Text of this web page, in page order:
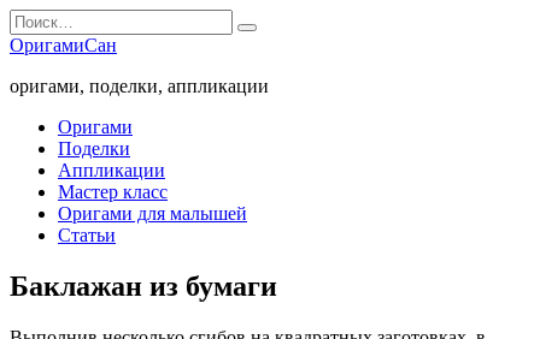
Перейти
к
содержанию
Search
for:
ОригамиСан
оригами, поделки, аппликации
Оригами
Поделки
Аппликации
Мастер класс
Оригами для малышей
Статьи
Баклажан из бумаги